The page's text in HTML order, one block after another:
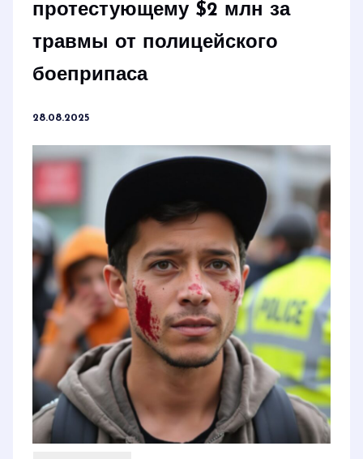
протестующему $2 млн за
травмы от полицейского
боеприпаса
28.08.2025